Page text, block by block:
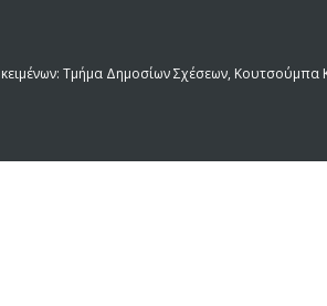
Τμήμα Δημοσίων Σχέσεων, Κουτσούμπα